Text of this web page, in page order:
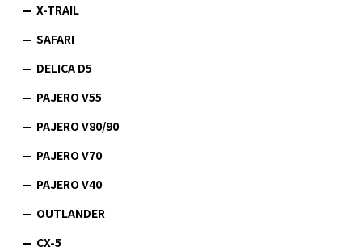
X-TRAIL
SAFARI
DELICA D5
PAJERO V55
PAJERO V80/90
PAJERO V70
PAJERO V40
OUTLANDER
CX-5